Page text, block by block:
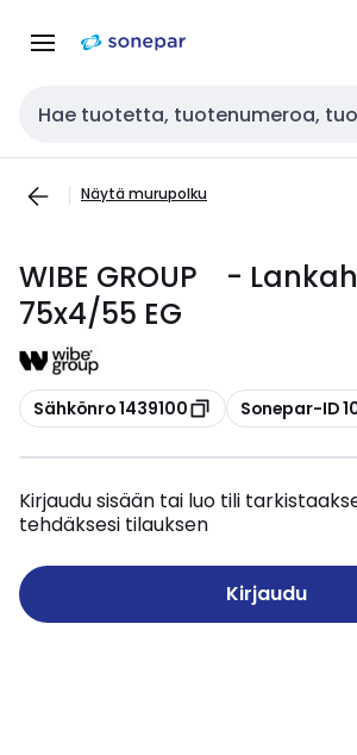
navigointiinsisältöön
Haku
Näytä murupolku
WIBE GROUP -
75x4/55 EG
Kopioi
Sähkönro 1439100 Kopioi
Sonepar-ID
Kirjaudu sisään tai luo tili
tehdäksesi tilauksen
Kirjaudu